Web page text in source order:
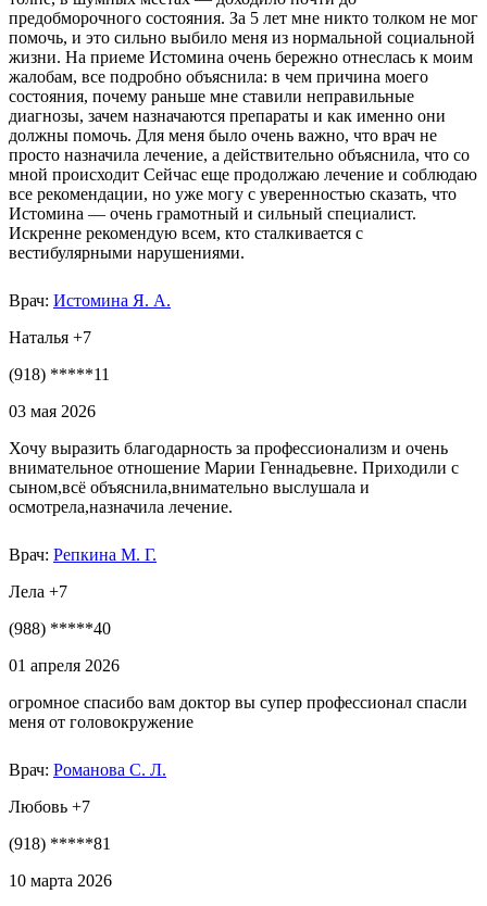
предобморочного состояния. За 5 лет мне никто толком не мог
помочь, и это сильно выбило меня из нормальной социальной
жизни. На приеме Истомина очень бережно отнеслась к моим
жалобам, все подробно объяснила: в чем причина моего
состояния, почему раньше мне ставили неправильные
диагнозы, зачем назначаются препараты и как именно они
должны помочь. Для меня было очень важно, что врач не
просто назначила лечение, а действительно объяснила, что со
мной происходит Сейчас еще продолжаю лечение и соблюдаю
все рекомендации, но уже могу с уверенностью сказать, что
Истомина — очень грамотный и сильный специалист.
Искренне рекомендую всем, кто сталкивается с
вестибулярными нарушениями.
Врач: Истомина Я. А.
Наталья +7
(918) *****11
03 мая 2026
Хочу выразить благодарность за профессионализм и очень
внимательное отношение Марии Геннадьевне. Приходили с
сыном,всё объяснила,внимательно выслушала и
осмотрела,назначила лечение.
Врач: Репкина М. Г.
Лела +7
(988) *****40
01 апреля 2026
огромное спасибо вам доктор вы супер профессионал спасли
меня от головокружение
Врач: Романова С. Л.
Любовь +7
(918) *****81
10 марта 2026